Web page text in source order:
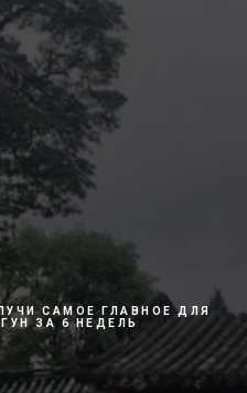
САМОЕ ГЛАВНОЕ ДЛЯ
ЗА 6 НЕДЕЛЬ